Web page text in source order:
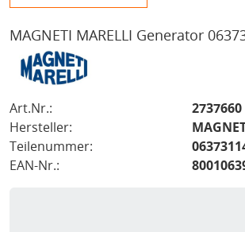
MAGNETI MARELLI Generator
Art.Nr.:
2737660
Hersteller:
Teilenummer:
EAN-Nr.: